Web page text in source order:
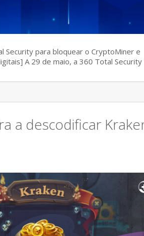
Security para bloquear o CryptoMiner e
A 29 de maio, a 360 Total
a descodificar